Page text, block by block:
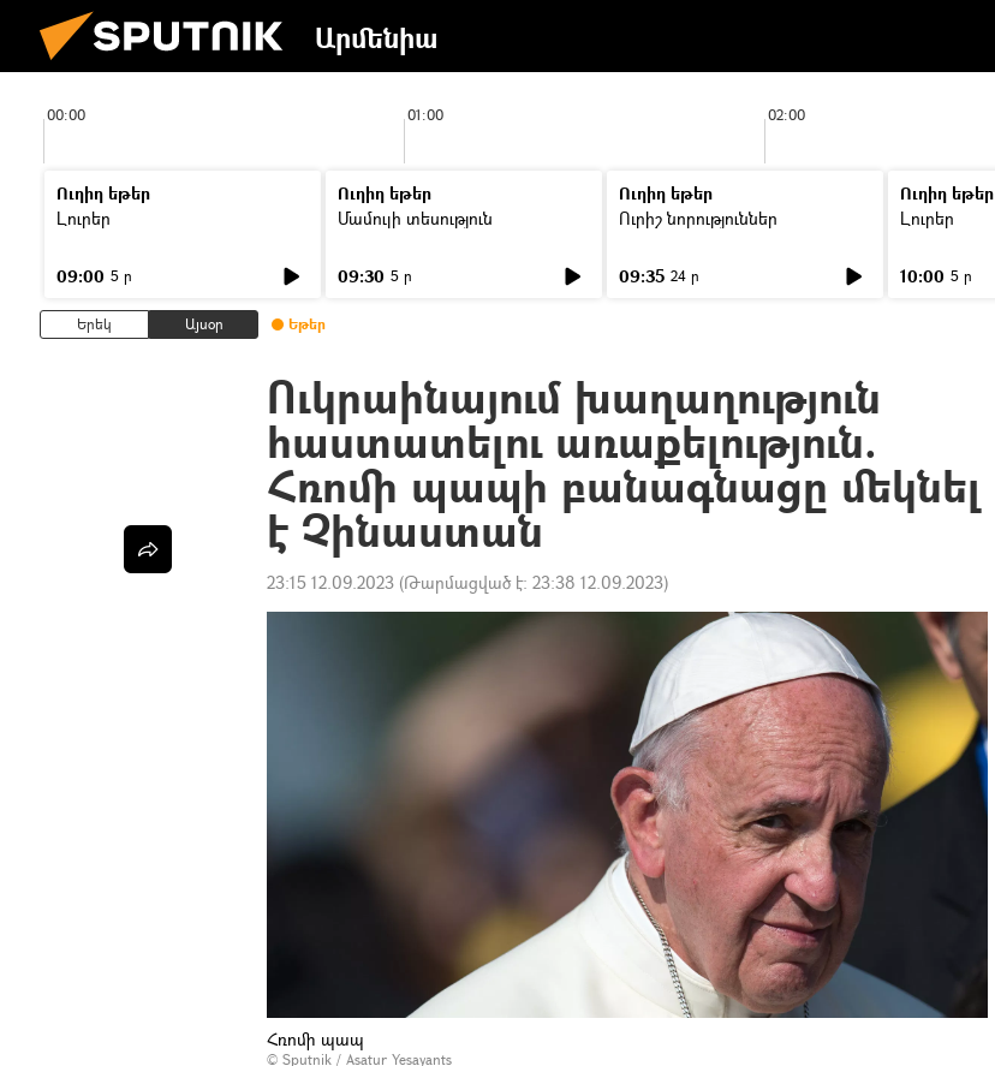
Արմենիա
00:00 01:00 02:00
Ուղիղ եթեր
Լուրեր
09:00 5 ր
Ուղիղ եթեր
Մամուլի տեսություն
09:30 5 ր
Ուղիղ եթեր
Ուրիշ նորություններ
09:35 24 ր
Ուղիղ եթեր
Լուրեր
10:00 5 ր
Երեկ Այսօր Եթեր
Ուկրաինայում խաղաղություն
հաստատելու առաքելություն.
Հռոմի պապի բանագնացը մեկնել
է Չինաստան
23:15 12.09.2023 (Թարմացված է: 23:38 12.09.2023)
Հռոմի պապ
© Sputnik / Asatur Yesayants